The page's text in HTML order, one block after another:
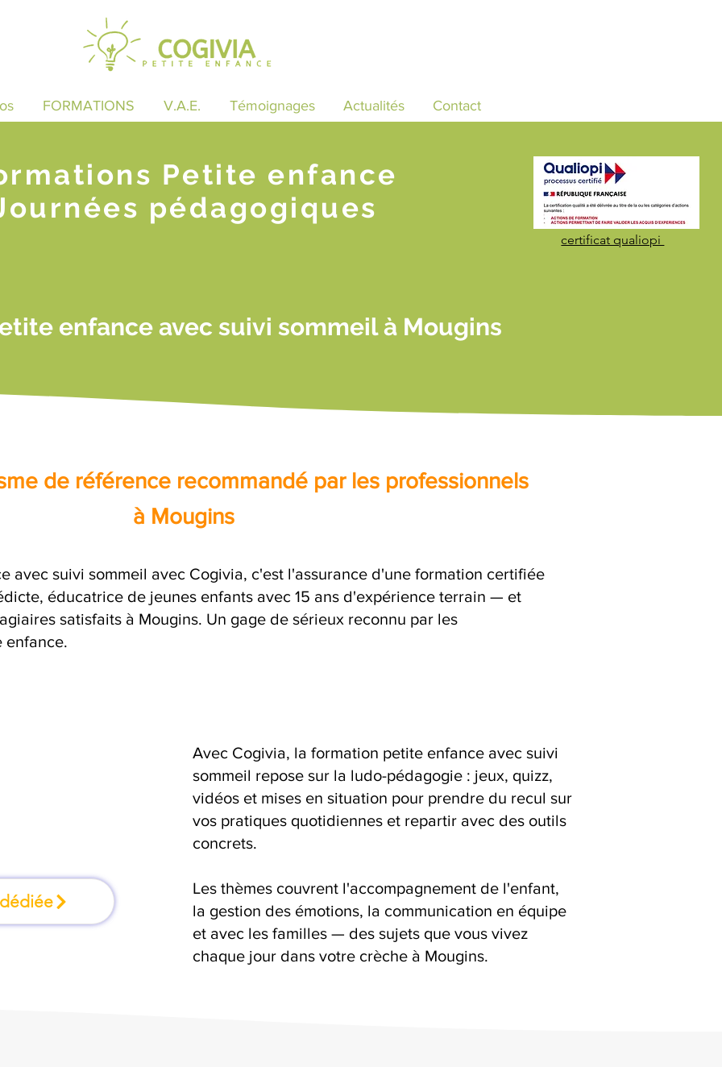
FORMATIONS V.A.E. Témoignages Actualités Contact
Petite enfance
pédagogiques
certificat qualiopi
enfance avec suivi sommeil à Mougins
de référence recommandé par les professionnels
à Mougins
avec suivi sommeil avec Cogivia, c'est l'assurance d'une formation certifiée
éducatrice de jeunes enfants avec 15 ans d'expérience terrain — et
satisfaits à Mougins. Un gage de sérieux reconnu par les
enfance.
Avec Cogivia, la formation petite enfance avec suivi
sommeil repose sur la ludo-pédagogie : jeux, quizz,
vidéos et mises en situation pour prendre du recul sur
vos pratiques quotidiennes et repartir avec des outils
concrets.
Les thèmes couvrent l'accompagnement de l'enfant,
la gestion des émotions, la communication en équipe
et avec les familles — des sujets que vous vivez
chaque jour dans votre crèche à Mougins.